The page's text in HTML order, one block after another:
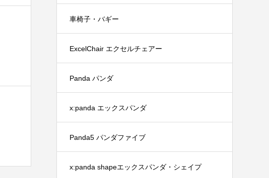
車椅子・バギー
ExcelChair エクセルチェアー
Panda パンダ
x:panda エックスパンダ
Panda5 パンダファイブ
x:panda shapeエックスパンダ・シェイプ